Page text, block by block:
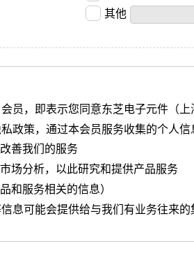
其他
员，即表示您同意东芝电子元件（上
政策，通过本会员服务收集的个人信
善我们的服务
场分析，以此研究和提供产品服务
和服务相关的信息）
息可能会提供给与我们有业务往来
息的管理，以及对使用及终止使用